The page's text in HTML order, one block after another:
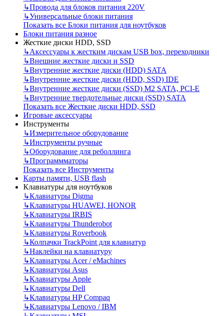
↳Провода для блоков питания 220V
↳Универсальные блоки питания
Показать все Блоки питания для ноутбуков
Блоки питания разное
Жесткие диски HDD, SSD
↳Аксессуары к жестким дискам USB box, переходники
↳Внешние жесткие диски и SSD
↳Внутренние жесткие диски (HDD) SATA
↳Внутренние жесткие диски (HDD, SSD) IDE
↳Внутренние жесткие диски (SSD) M2 SATA, PCI-E
↳Внутренние твердотельные диски (SSD) SATA
Показать все Жесткие диски HDD, SSD
Игровые аксессуары
Инструменты
↳Измерительное оборудование
↳Инструменты ручные
↳Оборудование для реболлинга
↳Программматоры
Показать все Инструменты
Карты памяти, USB flash
Клавиатуры для ноутбуков
↳Клавиатуры Digma
↳Клавиатуры HUAWEI, HONOR
↳Клавиатуры IRBIS
↳Клавиатуры Thunderobot
↳Клавиатуры Roverbook
↳Колпачки TrackPoint для клавиатур
↳Наклейки на клавиатуру
↳Клавиатуры Acer / eMachines
↳Клавиатуры Asus
↳Клавиатуры Apple
↳Клавиатуры Dell
↳Клавиатуры HP Compaq
↳Клавиатуры Lenovo / IBM